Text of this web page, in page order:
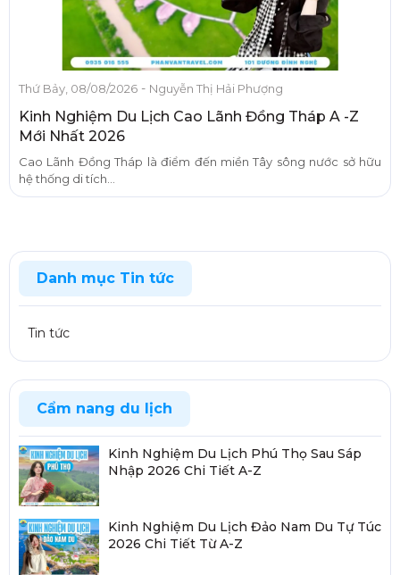
Thứ Bảy, 08/08/2026 - Nguyễn Thị Hải Phượng
Kinh Nghiệm Du Lịch Cao Lãnh Đồng Tháp A -Z
Mới Nhất 2026
Cao Lãnh Đồng Tháp là điểm đến miền Tây sông nước sở hữu
hệ thống di tích...
Danh mục Tin tức
Tin tức
Cẩm nang du lịch
Kinh Nghiệm Du Lịch Phú Thọ Sau Sáp
Nhập 2026 Chi Tiết A-Z
Kinh Nghiệm Du Lịch Đảo Nam Du Tự Túc
2026 Chi Tiết Từ A-Z